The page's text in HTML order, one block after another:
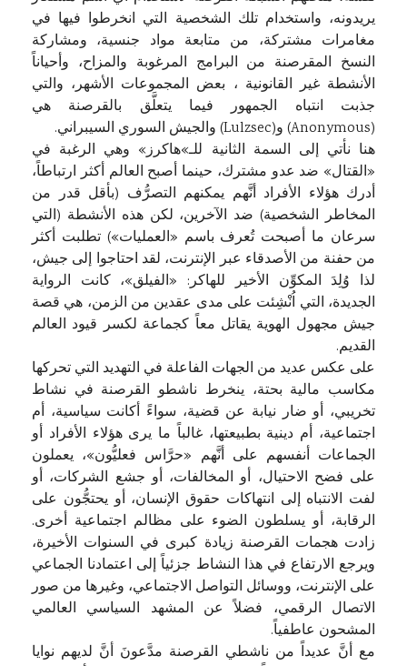
يريدونه، واستخدام تلك الشخصية التي انخرطوا فيها في
مغامرات مشتركة، من متابعة مواد جنسية، ومشاركة
النسخ المقرصنة من البرامج المرغوبة والمزاح، وأحياناً
الأنشطة غير القانونية ، بعض المجموعات الأشهر، والتي
جذبت انتباه الجمهور فيما يتعلَّق بالقرصنة هي
(Anonymous) و(Lulzsec) والجيش السوري السيبراني.
هنا نأتي إلى السمة الثانية للـ»هاكرز» وهي الرغبة في
«القتال» ضد عدو مشترك، حينما أصبح العالم أكثر ارتباطاً،
أدرك هؤلاء الأفراد أنَّهم يمكنهم التصرُّف (بأقل قدر من
المخاطر الشخصية) ضد الآخرين، لكن هذه الأنشطة (التي
سرعان ما أصبحت تُعرف باسم «العمليات») تطلبت أكثر
من حفنة من الأصدقاء عبر الإنترنت، لقد احتاجوا إلى جيش،
لذا وُلِدَ المكوِّن الأخير للهاكر: «الفيلق»، كانت الرواية
الجديدة، التي اُنْشِئت على مدى عقدين من الزمن، هي قصة
جيش مجهول الهوية يقاتل معاً كجماعة لكسر قيود العالم
القديم.
على عكس عديد من الجهات الفاعلة في التهديد التي تحركها
مكاسب مالية بحتة، ينخرط ناشطو القرصنة في نشاط
تخريبي، أو ضار نيابة عن قضية، سواءً أكانت سياسية، أم
اجتماعية، أم دينية بطبيعتها، غالباً ما يرى هؤلاء الأفراد أو
الجماعات أنفسهم على أنَّهم «حرَّاس فعليُّون»، يعملون
على فضح الاحتيال، أو المخالفات، أو جشع الشركات، أو
لفت الانتباه إلى انتهاكات حقوق الإنسان، أو يحتجُّون على
الرقابة، أو يسلطون الضوء على مظالم اجتماعية أخرى.
زادت هجمات القرصنة زيادة كبرى في السنوات الأخيرة،
ويرجع الارتفاع في هذا النشاط جزئياً إلى اعتمادنا الجماعي
على الإنترنت، ووسائل التواصل الاجتماعي، وغيرها من صور
الاتصال الرقمي، فضلاً عن المشهد السياسي العالمي
المشحون عاطفياً.
مع أنَّ عديداً من ناشطي القرصنة مدَّعونَ أنَّ لديهم نوايا